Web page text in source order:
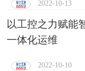
2022-10-13
以工控之力赋能
一体化运维
2022-10-10